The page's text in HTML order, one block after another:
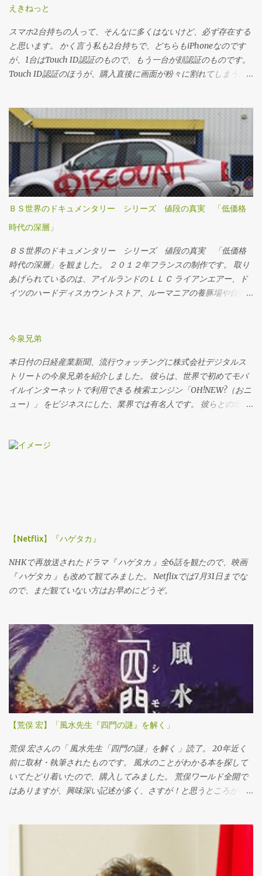
えきねっと
スマホ2台持ちの人って、そんなに多くはないけど、必ず存在する
と思います。 かく言う私も2台持ちで、どちらもiPhoneなのです
が、1台はTouch ID認証のもので、もう一台が顔認証のものです。
Touch ID認証のほうが、購入直後に画面が粉々に割れてしまうほ
SUICAをインストールしていたこともあり、JR系のアプリはすべて
Touch ID認証のほうにまとめておりました。 しかし・・・、
Touch ID認証がぜんぜん機能的にダメになったので、顔認証の
iPhoneにモバイルSUICA・JREポイント・えきねっとアプリをイン
ストールすることにしました。 その顛末をまとめておきます。
ＢＳ世界のドキュメンタリー シリーズ 値段の真実 「低価格
時代の深層」
ＢＳ世界のドキュメンタリー シリーズ 値段の真実 「低価格
時代の深層」を観ました。 ２０１２年フランスの制作です。 取り
あげられているのは、アイルランドのＬＬＣ ライアンエアー、ド
イツのハードディスカウントストア、ルーマニアの養豚場や自動
いる、というもの。低所得者を救うディスカウントが、労働賃金
の事例も、１０年位前の日本をほうふつとさせました。 派遣契約
のパイロットやキャビンアテンダントの話は、高額な社会保障費
の会社負担軽減へとつながります。 ドイツのハードディスカウン
トストアの事例は、さらに日本的です。 従業員をマニュアルで縛
ではありません。 ルーマニアの養豚場は、米国資本ですので、デ
った社会主義的な視点で番組を構成しています。 日本では当たり
前のことが、ヨーロッパ、とくにフランスでは大問題にされてい
る理由のひとつに、歴史に裏打ちされた国民性があると思いま
す。 これは、レストランの予約システムをインターナショナルに
ープンテーブルのような、効率を求めるサービスは、ユダヤ的な
ものなので、フランスのレストランにはなじまない、のだそうで
す。 過去に進出したけれども、結局撤退した経験をお持ちで、な
るほどな、とその時は思ったものです。 ディスカウンターの目指
すところは、徹底した効率化です。 それが、フランス人にとって
違和感がある、というだけのことなのかもしれません。...
今泉兄弟
本日付の日経産業新聞、流行ウォッチングに株式会社デジタルス
トリートの今泉兄弟を紹介しました。 彼らは、世界で初めてモバ
イルインターネットで利用できる 検索エンジン「OH!NEW?（おニ
ュー）」 をビジネスにした、業界では有名人です。 彼らとの出会
だきました。 当時も、そして現在も彼らのアイデアのすばらしさ
【Netflix】『ハゲタカ』
NHKで再放送されたドラマ『 ハゲタカ 』全6話を観たので、映画
『 ハゲタカ 』も改めて観てみました。 Netflixでは7月31日までな
ので、まだ観ていない方はお早めにどうぞ。
【荒俣 宏】「風水先生『四門の謎』を解く」
荒俣 宏さんの「 風水先生「四門の謎」を解く 」読了。 20年近く
前に取材・執筆されたものです。 風水のことがわかる本を探して
いてたどり着いたので、購入してみました。 荒俣ワールド全開で
はありますが、興味深い記述が多く、さすが！と思うところが
す 7netで探す by ヨメレバ 四門とは？ まずタイトルにもある「四
門」とは、いったい何のことでしょうか。 簡単に書いてしまう
と、日本を鎮護するための４つの門のことで、東西南北の方位を